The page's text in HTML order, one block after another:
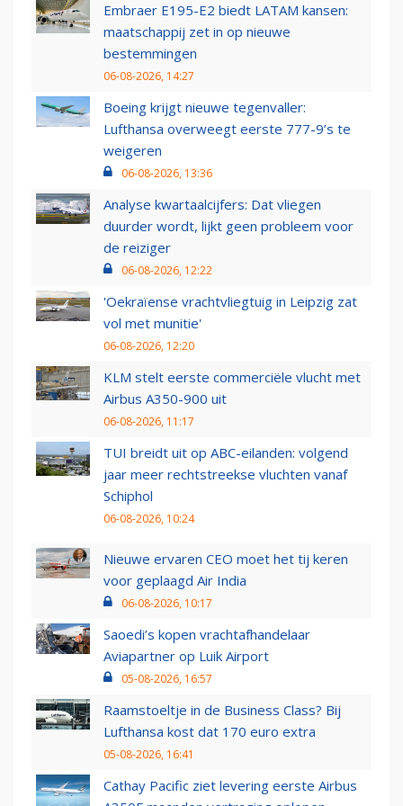
Embraer E195-E2 biedt LATAM kansen:
maatschappij zet in op nieuwe
bestemmingen
06-08-2026, 14:27
Boeing krijgt nieuwe tegenvaller:
Lufthansa overweegt eerste 777-9’s te
weigeren
06-08-2026, 13:36
Analyse kwartaalcijfers: Dat vliegen
duurder wordt, lijkt geen probleem voor
de reiziger
06-08-2026, 12:22
'Oekraïense vrachtvliegtuig in Leipzig zat
vol met munitie'
06-08-2026, 12:20
KLM stelt eerste commerciële vlucht met
Airbus A350-900 uit
06-08-2026, 11:17
TUI breidt uit op ABC-eilanden: volgend
jaar meer rechtstreekse vluchten vanaf
Schiphol
06-08-2026, 10:24
Nieuwe ervaren CEO moet het tij keren
voor geplaagd Air India
06-08-2026, 10:17
Saoedi’s kopen vrachtafhandelaar
Aviapartner op Luik Airport
05-08-2026, 16:57
Raamstoeltje in de Business Class? Bij
Lufthansa kost dat 170 euro extra
05-08-2026, 16:41
Cathay Pacific ziet levering eerste Airbus